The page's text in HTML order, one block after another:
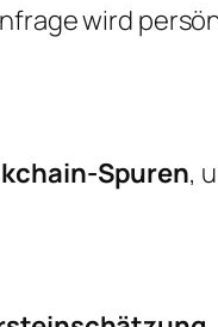
wird
Spuren,